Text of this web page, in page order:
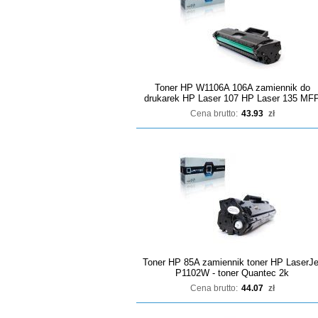
Toner HP W1106A 106A zamiennik do
drukarek HP Laser 107 HP Laser 135
Cena brutto: 43.93 zł
Toner HP 85A zamiennik toner HP
P1102W - toner Quantec 2k
Cena brutto: 44.07 zł